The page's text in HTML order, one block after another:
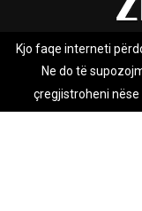
Rreth nesh
Zhurnal.mk është
Kjo faqe interneti
Ne do të
çregjistroheni nëse